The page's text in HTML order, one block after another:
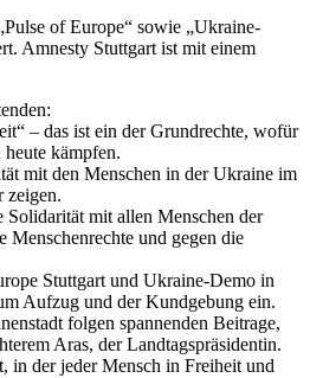
of Europe“ sowie „Ukraine-
Amnesty Stuttgart ist mit einem
– das ist ein der Grundrechte, wofür
kämpfen.
mit den Menschen in der Ukraine im
zeigen.
mit allen Menschen der
Menschenrechte und gegen die
Stuttgart und Ukraine-Demo in
Aufzug und der Kundgebung ein.
folgen spannenden Beitrage,
Aras, der Landtagspräsidentin.
in der jeder Mensch in Freiheit und